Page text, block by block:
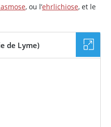
, ou l’ehrlichiose, et le
de Lyme)